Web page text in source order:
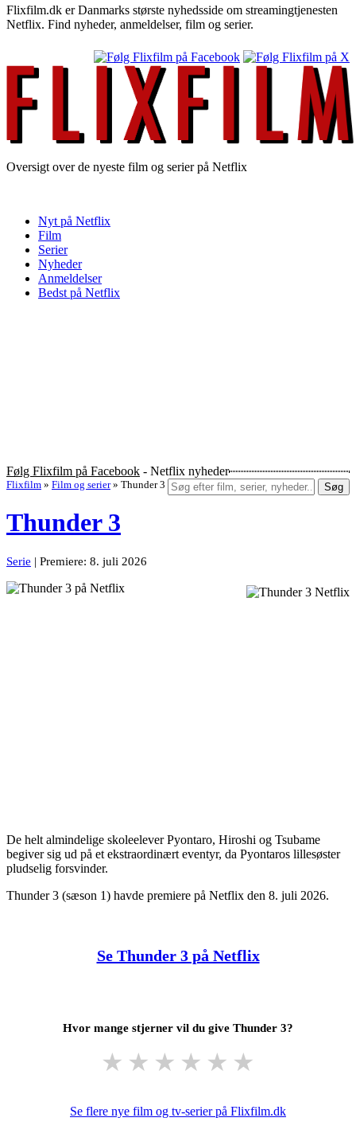
Flixfilm.dk er Danmarks største nyhedsside om streamingtjenesten
Netflix. Find nyheder, anmeldelser, film og serier.
Oversigt over de nyeste film og serier på Netflix
Nyt på Netflix
Film
Serier
Nyheder
Anmeldelser
Bedst på Netflix
Følg Flixfilm på Facebook - Netflix nyheder
Søg
Flixfilm » Film og serier » Thunder 3
Thunder 3
Serie | Premiere: 8. juli 2026
De helt almindelige skoleelever Pyontaro, Hiroshi og Tsubame
begiver sig ud på et ekstraordinært eventyr, da Pyontaros lillesøster
pludselig forsvinder.
Thunder 3 (sæson 1) havde premiere på Netflix den 8. juli 2026.
Se Thunder 3 på Netflix
Hvor mange stjerner vil du give Thunder 3?
★ ★ ★ ★ ★ ★
Se flere nye film og tv-serier på Flixfilm.dk